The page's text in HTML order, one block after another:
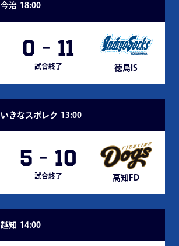
今治 18:00
0 - 11
試合終了 徳島IS
いきなスポレク 13:00
5 - 10
試合終了 高知FD
越知 14:00